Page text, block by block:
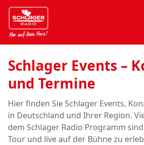
Schlager Events –
und Termine
Hier finden Sie Schlager Events,
in Deutschland und Ihrer Region.
dem Schlager Radio Programm
Tour und live auf der Bühne zu